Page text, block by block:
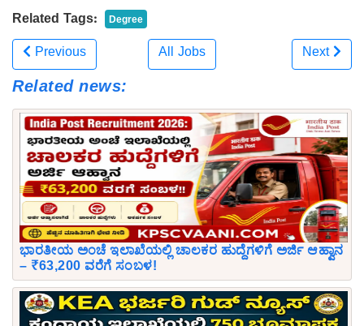
Related Tags: Degree
Previous All Jobs
Next
Related news:
ಭಾರತೀಯ ಅಂಚೆ ಇಲಾಖೆಯಲ್ಲಿ ಚಾಲಕರ ಹುದ್ದೆಗಳಿಗೆ ಅರ್ಜಿ ಆಹ್ವಾನ
– ₹63,200 ವರೆಗೆ ಸಂಬಳ!